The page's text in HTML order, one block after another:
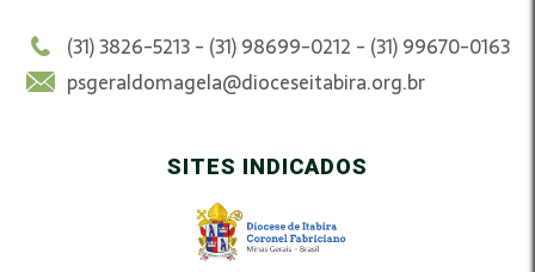
(31) 3826-5213 - (31) 98699-0212 - (31) 99670-0163
psgeraldomagela@dioceseitabira.org.br
SITES INDICADOS